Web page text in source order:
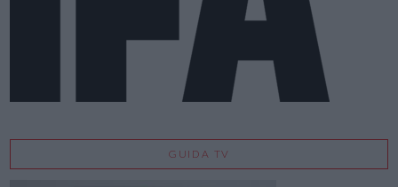
GUIDA TV